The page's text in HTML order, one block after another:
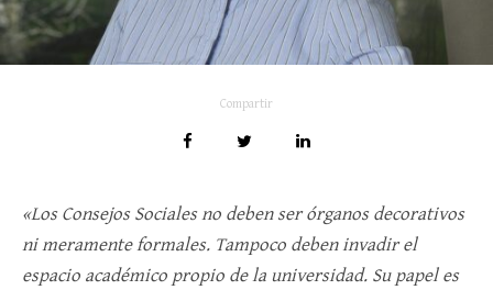
Compartir
«Los Consejos Sociales no deben ser órganos decorativos
ni meramente formales. Tampoco deben invadir el
espacio académico propio de la universidad. Su papel es